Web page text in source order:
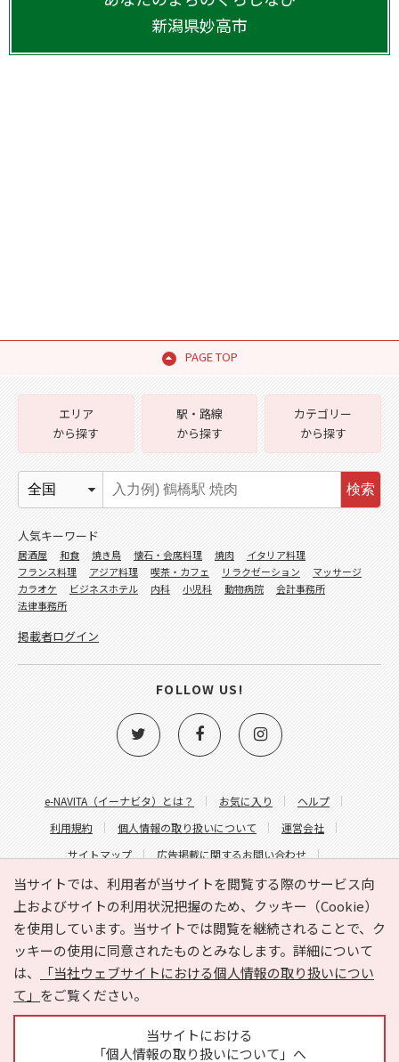
新潟県妙高市
PAGE TOP
当サイトでは、利用者が当サイトを閲覧する際のサービス向
上およびサイトの利用状況把握のため、クッキー（Cookie）
を使用しています。当サイトでは閲覧を継続されることで、ク
ッキーの使用に同意されたものとみなします。詳細について
は、
「当社ウェブサイトにおける個人情報の取り扱いについ
て」 をご覧ください。
当サイトにおける
「個人情報の取り扱いについて」へ
e-NAVITA（イーナビタ）とは？ お気に入り
ヘルプ
利用規約
個人情報の取り扱いについて
運営会社
サイトマップ
広告掲載に関するお問い合わせ
サイトの内容に関するお問い合わせ
エリア
から探す
駅・路線
から探す
カテゴリー
から探す
検索
人気キーワード
居酒屋 和食 焼き鳥 懐石・会席料理 焼肉
イタリア料理
フランス料理
アジア料理 喫茶・カフェ リラクゼーション
マッサージ
カラオケ
ビジネスホテル 内科 小児科 動物病院
会計事務所
法律事務所
掲載者ログイン
FOLLOW US!
Copyright © HYOJITO.Co.,Ltd. All Rights Reserved.